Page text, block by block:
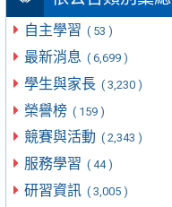
自主學習 ( 53 )
最新消息 ( 6,699 )
學生與家長 ( 3,230 )
榮譽榜 ( 159 )
競賽與活動 ( 2,343 )
服務學習 ( 44 )
研習資訊 ( 3,005 )